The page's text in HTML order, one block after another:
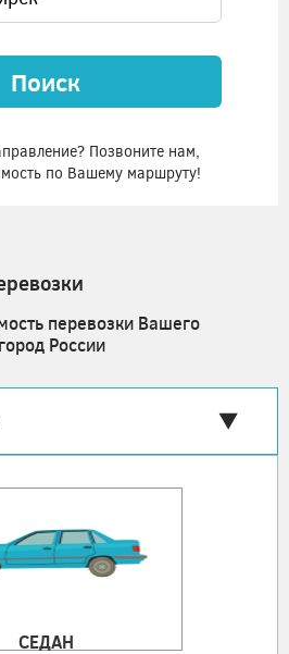
Поиск
Позвоните нам,
по Вашему маршруту!
перевозки Вашего
России
СЕДАН